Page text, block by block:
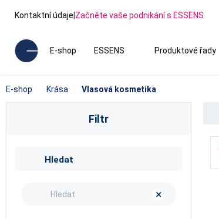
Kontaktní údaje|Začněte vaše podnikání s ESSENS
E-shop ESSENS Produktové řady
E-shop Krása Vlasová kosmetika
Filtr
Hledat
×